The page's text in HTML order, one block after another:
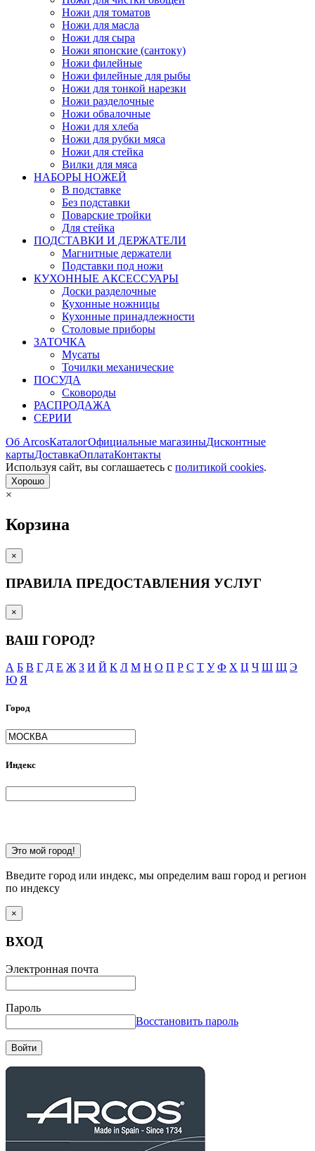
Ножи для томатов
Ножи для масла
Ножи для сыра
Ножи японские (сантоку)
Ножи филейные
Ножи филейные для рыбы
Ножи для тонкой нарезки
Ножи разделочные
Ножи обвалочные
Ножи для хлеба
Ножи для рубки мяса
Ножи для стейка
Вилки для мяса
НАБОРЫ НОЖЕЙ
В подставке
Без подставки
Поварские тройки
Для стейка
ПОДСТАВКИ И ДЕРЖАТЕЛИ
Магнитные держатели
Подставки под ножи
КУХОННЫЕ АКСЕССУАРЫ
Доски разделочные
Кухонные ножницы
Кухонные принадлежности
Столовые приборы
ЗАТОЧКА
Мусаты
Точилки механические
ПОСУДА
Сковороды
РАСПРОДАЖА
СЕРИИ
Об ArcosКаталогОфициальные магазиныДисконтные
картыДоставкаОплатаКонтакты
Используя сайт, вы согла­шаетесь с политикой cookies.
Хорошо
×
Корзина
×
ПРАВИЛА ПРЕДОСТАВЛЕНИЯ УСЛУГ
×
ВАШ ГОРОД?
А Б В Г Д Е Ж З И Й К Л М Н О П Р С Т У Ф Х Ц Ч Ш Щ Э
Ю Я
Город
Индекс
Это мой город!
Введите город или индекс, мы определим ваш город и регион
по индексу
×
ВХОД
Электронная почта
Пароль
Восстановить пароль
Войти